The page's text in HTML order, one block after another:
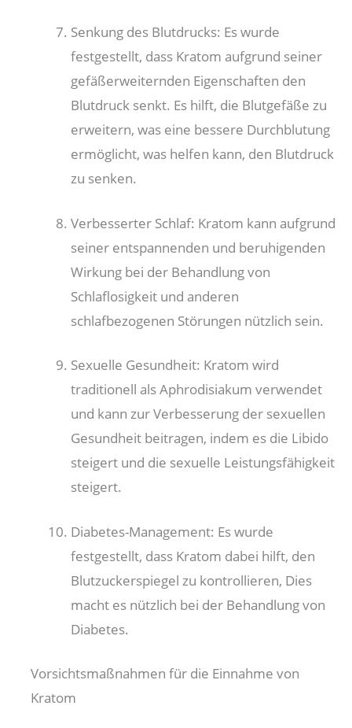
Senkung des Blutdrucks: Es wurde
festgestellt, dass Kratom aufgrund seiner
gefäßerweiternden Eigenschaften den
Blutdruck senkt. Es hilft, die Blutgefäße zu
erweitern, was eine bessere Durchblutung
ermöglicht, was helfen kann, den Blutdruck
zu senken.
Verbesserter Schlaf: Kratom kann aufgrund
seiner entspannenden und beruhigenden
Wirkung bei der Behandlung von
Schlaflosigkeit und anderen
schlafbezogenen Störungen nützlich sein.
Sexuelle Gesundheit: Kratom wird
traditionell als Aphrodisiakum verwendet
und kann zur Verbesserung der sexuellen
Gesundheit beitragen, indem es die Libido
steigert und die sexuelle Leistungsfähigkeit
steigert.
Diabetes-Management: Es wurde
festgestellt, dass Kratom dabei hilft, den
Blutzuckerspiegel zu kontrollieren, Dies
macht es nützlich bei der Behandlung von
Diabetes.
Vorsichtsmaßnahmen für die Einnahme von
Kratom